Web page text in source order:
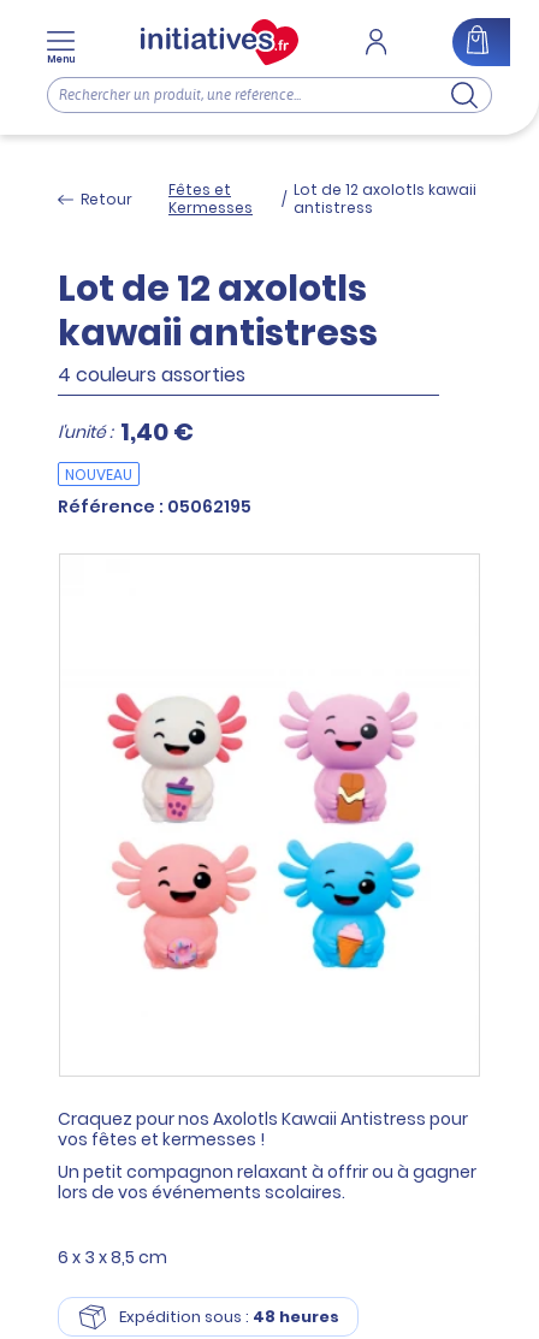
Menu
Retour
Fêtes et
Kermesses
/ Lot de 12 axolotls kawaii
antistress
Lot de 12 axolotls
kawaii antistress
4 couleurs assorties
l'unité : 1,40 €
NOUVEAU
Référence : 05062195
Craquez pour nos Axolotls Kawaii Antistress pour
vos fêtes et kermesses !
Un petit compagnon relaxant à offrir ou à gagner
lors de vos événements scolaires.
6 x 3 x 8,5 cm
Expédition sous : 48 heures